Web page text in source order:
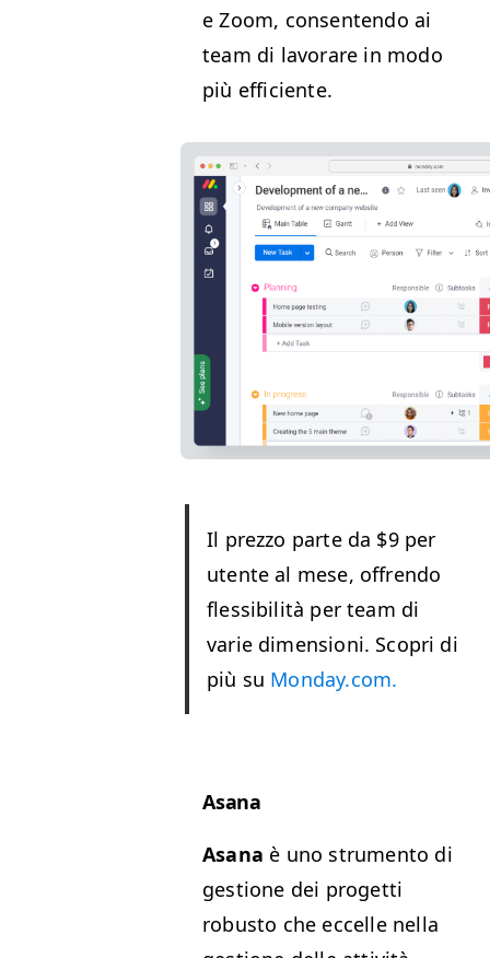
e Zoom, con­sen­ten­do ai
team di lavo­rare in modo
più efficiente.
Il prez­zo parte da $9 per
utente al mese, offren­do
flessibil­ità per team di
varie dimen­sioni. Sco­pri di
più su Mon​day​.com.
Asana
Asana è uno stru­men­to di
ges­tione dei prog­et­ti
robus­to che eccelle nel­la